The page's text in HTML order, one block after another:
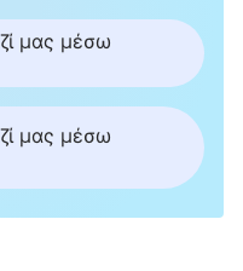
αλήθεια για να
τι κακουχίες
είναι πρόθυμοι
που
δεν μπορούν ν’
μας μέσω
μας μέσω